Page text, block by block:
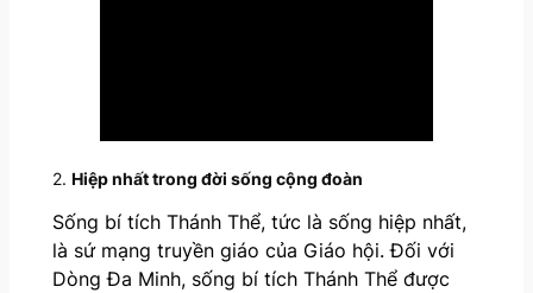
2. Hiệp nhất trong đời sống cộng đoàn
Sống bí tích Thánh Thể, tức là sống hiệp nhất,
là sứ mạng truyền giáo của Giáo hội. Đối với
Dòng Đa Minh, sống bí tích Thánh Thể được